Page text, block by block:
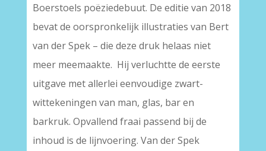
Boerstoels poëziedebuut. De editie van 2018
bevat de oorspronkelijk illustraties van Bert
van der Spek – die deze druk helaas niet
meer meemaakte. Hij verluchtte de eerste
uitgave met allerlei eenvoudige zwart-
wittekeningen van man, glas, bar en
barkruk. Opvallend fraai passend bij de
inhoud is de lijnvoering. Van der Spek